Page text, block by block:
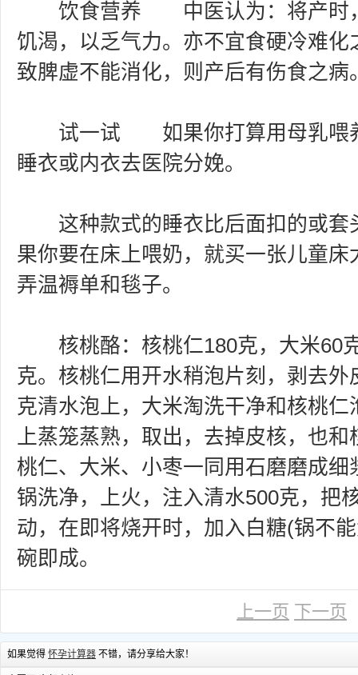
饮食营养 中医认为：将产时，
饥渴，以乏气力。亦不宜食硬冷难
致脾虚不能消化，则产后有伤食之病
试一试 如果你打算用母乳喂养
睡衣或内衣去医院分娩。
这种款式的睡衣比后面扣的或套
果你要在床上喂奶，就买一张儿童
弄温褥单和毯子。
核桃酪：核桃仁180克，大米60
克。核桃仁用开水稍泡片刻，剥去外
克清水泡上，大米淘洗干净和核桃
上蒸笼蒸熟，取出，去掉皮核，也
桃仁、大米、小枣一同用石磨磨成
锅洗净，上火，注入清水500克，把
动，在即将烧开时，加入白糖(锅不
碗即成。
上一页 下一页
如果觉得 怀孕计算器 不错，请分享给大家！